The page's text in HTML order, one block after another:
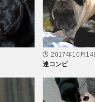
2017年10月14
迷コンビ